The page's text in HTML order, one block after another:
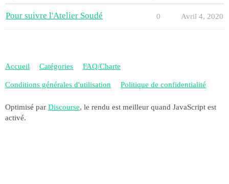
Pour suivre l'Atelier Soudé 0 Avril 4, 2020
Accueil Catégories FAQ/Charte
Conditions générales d'utilisation Politique de confidentialité
Optimisé par Discourse, le rendu est meilleur quand JavaScript est
activé.